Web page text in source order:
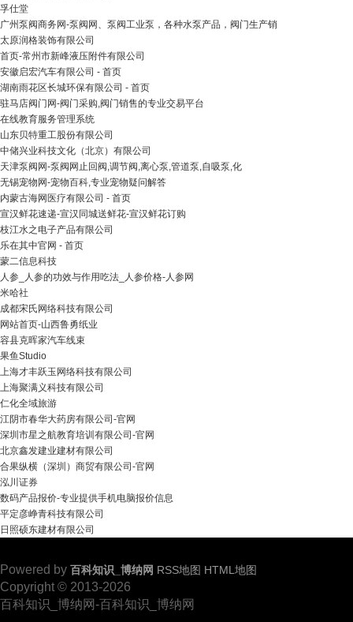
孚仕堂
广州泵阀商务网-泵阀网、泵阀工业泵，各种水泵产品，阀门生产销
太原润格装饰有限公司
首页-常州市新峰液压附件有限公司
安徽启宏汽车有限公司 - 首页
湖南雨花区长城环保有限公司 - 首页
驻马店阀门网-阀门采购,阀门销售的专业交易平台
在线教育服务管理系统
山东贝特重工股份有限公司
中储兴业科技文化（北京）有限公司
天津泵阀网-泵阀网止回阀,调节阀,离心泵,管道泵,自吸泵,化
无锡宠物网-宠物百科,专业宠物疑问解答
内蒙古海网医疗有限公司 - 首页
宣汉鲜花速递-宣汉同城送鲜花-宣汉鲜花订购
枝江水之电子产品有限公司
乐在其中官网 - 首页
蒙二信息科技
人参_人参的功效与作用吃法_人参价格-人参网
米哈社
成都宋氏网络科技有限公司
网站首页-山西鲁勇纸业
容县克晖家汽车线束
果鱼Studio
上海才丰跃玉网络科技有限公司
上海聚满义科技有限公司
仁化全域旅游
江阴市春华大药房有限公司-官网
深圳市星之航教育培训有限公司-官网
北京鑫发建业建材有限公司
合果纵横（深圳）商贸有限公司-官网
泓川证券
数码产品报价-专业提供手机电脑报价信息
平定彦峥青科技有限公司
日照硕东建材有限公司
Powered by 百科知识_博纳网 RSS地图 HTML地图
Copyright © 2013-2026
百科知识_博纳网-百科知识_博纳网